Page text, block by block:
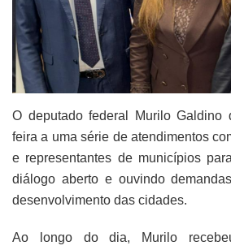
O deputado federal Murilo Galdino
feira a uma série de atendimentos
e representantes de municípios
diálogo aberto e ouvindo
desenvolvimento das cidades.
Ao longo do dia, Murilo